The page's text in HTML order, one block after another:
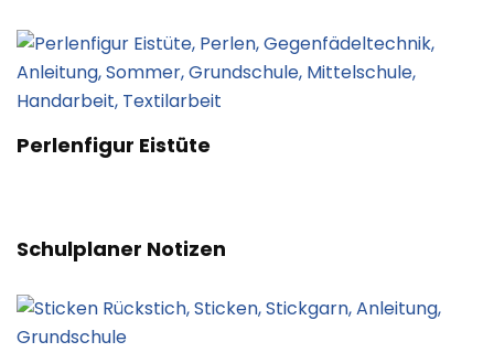
Perlenfigur Eistüte
Schulplaner Notizen